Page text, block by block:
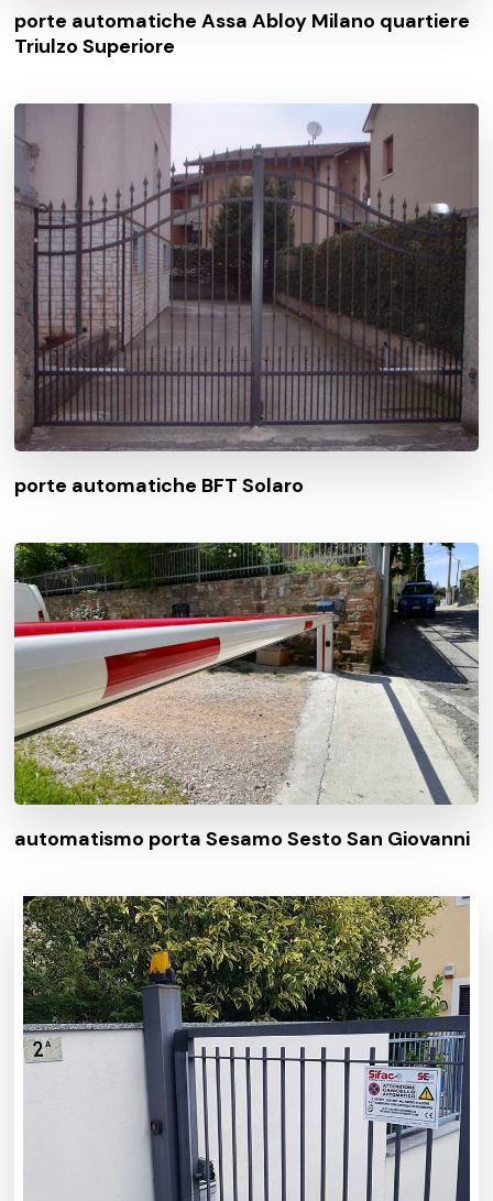
porte automatiche Assa Abloy Milano quartiere
Triulzo Superiore
porte automatiche BFT Solaro
automatismo porta Sesamo Sesto San Giovanni